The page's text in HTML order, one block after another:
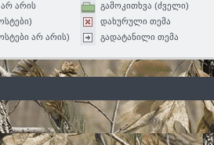
არის
არ არის)
გამოკითხვა (ძველი)
დახურული თემა
გადატანილი თემა